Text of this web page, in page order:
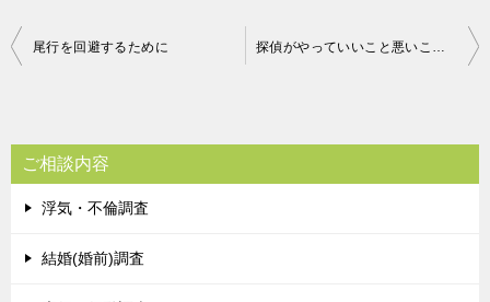
投
ビ
ゲ
ー
シ
尾行を回避するために 探偵がやっていいこと悪いこと。
ご相談内容
浮気・不倫調査
結婚(婚前)調査